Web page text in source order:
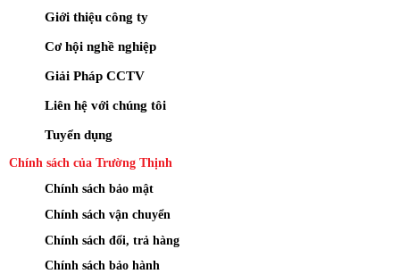
Giới thiệu công ty
Cơ hội nghề nghiệp
Giải Pháp CCTV
Liên hệ với chúng tôi
Tuyển dụng
Chính sách của Trường Thịnh
Chính sách bảo mật
Chính sách vận chuyển
Chính sách đổi, trả hàng
Chính sách bảo hành